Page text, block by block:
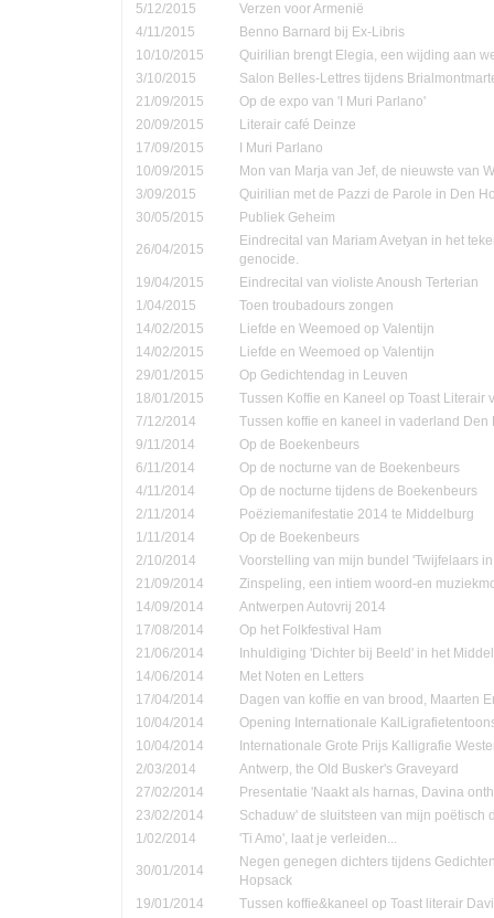
5/12/2015
Verzen voor Armenië
4/11/2015
Benno Barnard bij Ex-Libris
10/10/2015
Quirilian brengt Elegia, een wijding aan
3/10/2015
Salon Belles-Lettres tijdens
21/09/2015
Op de expo van 'I Muri Parlano'
20/09/2015
Literair café Deinze
17/09/2015
I Muri Parlano
10/09/2015
Mon van Marja van Jef, de nieuwste van
3/09/2015
Quirilian met de Pazzi de Parole in Den
30/05/2015
Publiek Geheim
26/04/2015
Eindrecital van Mariam Avetyan in het
genocide.
19/04/2015
Eindrecital van violiste Anoush Terterian
1/04/2015
Toen troubadours zongen
14/02/2015
Liefde en Weemoed op Valentijn
14/02/2015
Liefde en Weemoed op Valentijn
29/01/2015
Op Gedichtendag in Leuven
18/01/2015
Tussen Koffie en Kaneel op Toast Literair
7/12/2014
Tussen koffie en kaneel in vaderland Den
9/11/2014
Op de Boekenbeurs
6/11/2014
Op de nocturne van de Boekenbeurs
4/11/2014
Op de nocturne tijdens de Boekenbeurs
2/11/2014
Poëziemanifestatie 2014 te Middelburg
1/11/2014
Op de Boekenbeurs
2/10/2014
Voorstelling van mijn bundel 'Twijfelaars
21/09/2014
Zinspeling, een intiem woord-en
14/09/2014
Antwerpen Autovrij 2014
17/08/2014
Op het Folkfestival Ham
21/06/2014
Inhuldiging 'Dichter bij Beeld' in het
14/06/2014
Met Noten en Letters
17/04/2014
Dagen van koffie en van brood, Maarten
10/04/2014
Opening Internationale
10/04/2014
Internationale Grote Prijs Kalligrafie
2/03/2014
Antwerp, the Old Busker's Graveyard
27/02/2014
Presentatie 'Naakt als harnas, Davina
23/02/2014
Schaduw' de sluitsteen van mijn poëtisch
1/02/2014
'Ti Amo', laat je verleiden...
30/01/2014
Negen genegen dichters tijdens
Hopsack
19/01/2014
Tussen koffie&kaneel op Toast literair